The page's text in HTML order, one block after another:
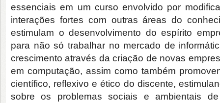
essenciais em um curso envolvido por
interações fortes com outras áreas do
estimulam o desenvolvimento do espírito
para não só trabalhar no mercado de
crescimento através da criação de novas
em computação, assim como também
científico, reflexivo e ético do discente,
sobre os problemas sociais e ambientais